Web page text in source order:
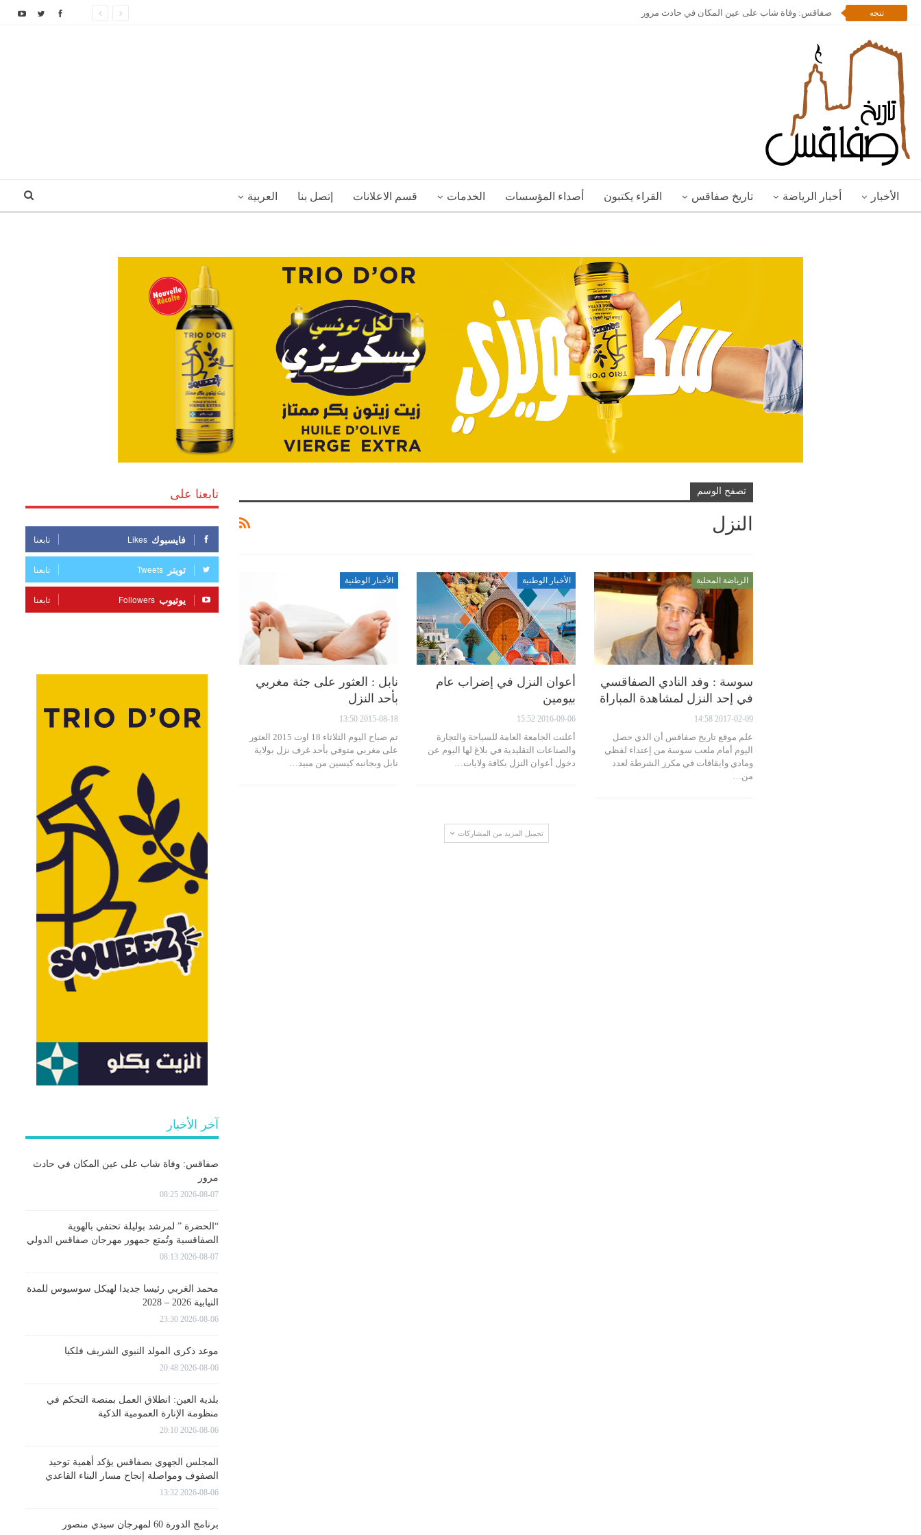
تتجه صفاقس: وفاة شاب على عين المكان في حادث مرور
الأخبار أخبار الرياضة تاريخ صفاقس القراء يكتبون أصداء المؤسسات الخدمات قسم الاعلانات إتصل بنا العربية
تصفح الوسم
النزل
الرياضة المحلية
سوسة : وفد النادي الصفاقسي
في إحد النزل لمشاهدة المباراة
2017-02-09 14:58
علم موقع تاريخ صفاقس أن الذي حصل
اليوم أمام ملعب سوسة من إعتداء لفظي
ومادي وايقافات في مكرز الشرطة لعدد
من…
الأخبار الوطنية
أعوان النزل في إضراب عام
بيومين
2016-09-06 15:52
أعلنت الجامعة العامة للسياحة والتجارة
والصناعات التقليدية في بلاغ لها اليوم عن
دخول أعوان النزل بكافة ولايات…
الأخبار الوطنية
نابل : العثور على جثة مغربي
بأحد النزل
2015-08-18 13:50
تم صباح اليوم الثلاثاء 18 اوت 2015 العثور
على مغربي متوفي بأحد غرف نزل بولاية
نابل وبجانبه كيسين من مبيد…
تحميل المزيد من المشاركات
تابعنا على
فايسبوك Likes تابعنا
تويتر Tweets تابعنا
يوتيوب Followers تابعنا
آخر الأخبار
صفاقس: وفاة شاب على عين المكان في حادث
مرور
2026-08-07 08:25
“الحضرة ” لمرشد بوليلة تحتفي بالهوية
الصفاقسية وتُمتع جمهور مهرجان صفاقس الدولي
2026-08-07 08:13
محمد الغربي رئيسا جديدا لهيكل سوسيوس للمدة
النيابية 2026 – 2028
2026-08-06 23:30
موعد ذكرى المولد النبوي الشريف فلكيا
2026-08-06 20:48
بلدية العين: انطلاق العمل بمنصة التحكم في
منظومة الإنارة العمومية الذكية
2026-08-06 20:10
المجلس الجهوي بصفاقس يؤكد أهمية توحيد
الصفوف ومواصلة إنجاح مسار البناء القاعدي
2026-08-06 13:32
برنامج الدورة 60 لمهرجان سيدي منصور